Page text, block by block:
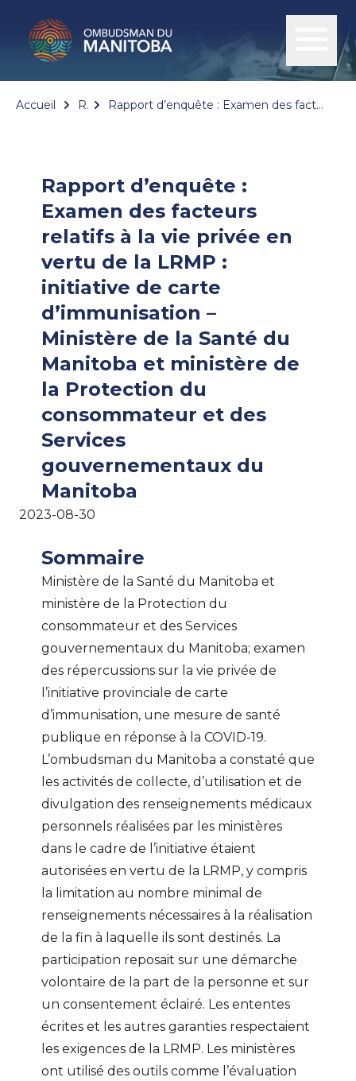
Accueil Rapports Rapport d’enquête : Examen des facteurs relatifs à la vie privée en vertu de la LRMP : initiative de carte d’immunisation – Ministère de la Santé du Manitoba et ministère de la Protection du consommateur et des Services gouvernementaux du Manitoba
Rapport d’enquête :
Examen des facteurs
relatifs à la vie privée en
vertu de la LRMP :
initiative de carte
d’immunisation –
Ministère de la Santé du
Manitoba et ministère de
la Protection du
consommateur et des
Services
gouvernementaux du
Manitoba
2023-08-30
Sommaire
Ministère de la Santé du Manitoba et
ministère de la Protection du
consommateur et des Services
gouvernementaux du Manitoba; examen
des répercussions sur la vie privée de
l’initiative provinciale de carte
d’immunisation, une mesure de santé
publique en réponse à la COVID-19.
L’ombudsman du Manitoba a constaté que
les activités de collecte, d’utilisation et de
divulgation des renseignements médicaux
personnels réalisées par les ministères
dans le cadre de l’initiative étaient
autorisées en vertu de la LRMP, y compris
la limitation au nombre minimal de
renseignements nécessaires à la réalisation
de la fin à laquelle ils sont destinés. La
participation reposait sur une démarche
volontaire de la part de la personne et sur
un consentement éclairé. Les ententes
écrites et les autres garanties respectaient
les exigences de la LRMP. Les ministères
ont utilisé des outils comme l’évaluation